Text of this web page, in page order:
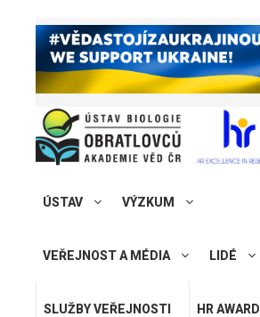
ÚSTAV VÝZKUM
VEŘEJNOST A MÉDIA LIDÉ
SLUŽBY VEŘEJNOSTI HR AWARD